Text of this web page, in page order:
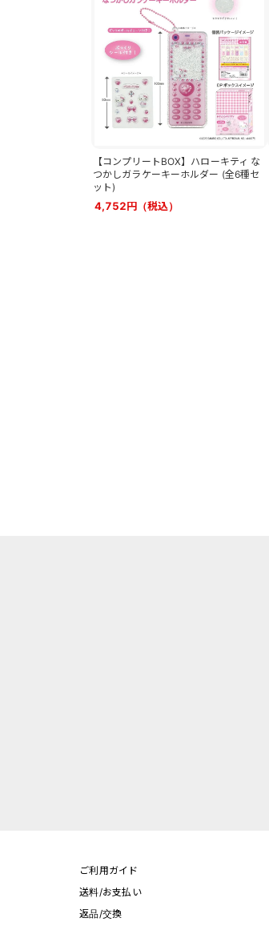
【コンプリートBOX】ハローキティ な
つかしガラケーキーホルダー (全6種セ
ット)
4,752円（税込）
ご利用ガイド
送料/お支払い
返品/交換